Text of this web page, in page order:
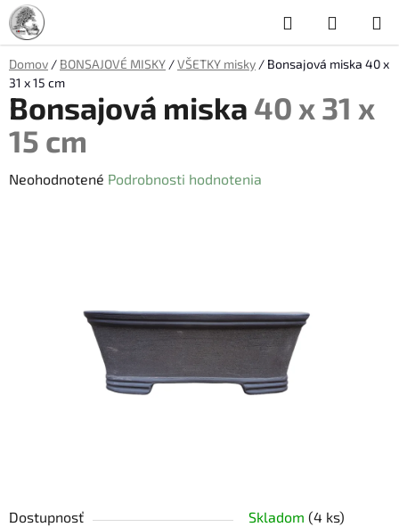
Prejsť
na
obsah
Hľadať
KOŠÍK
Domov / BONSAJOVÉ MISKY /VŠETKY misky / Bonsajová miska 40 x
31 x 15 cm
Dostupnosť Skladom (4 ks)
Bonsajová miska 40 x 31 x
15 cm
Priemerné
Neohodnotené Podrobnosti hodnotenia